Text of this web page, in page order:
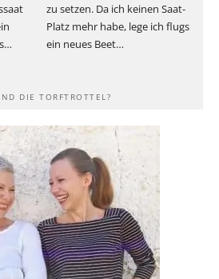
zu setzen. Da ich keinen Saat-
Platz mehr habe, lege ich flugs
ein neues Beet…
DIE TORFTROTTEL?